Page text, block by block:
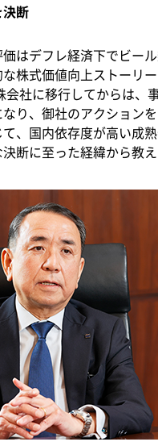
断
はデフレ経済下でビー
株式価値向上ストーリ
会社に移行してからは
り、御社のアクション
、国内依存度が高い成
断に至った経緯から教え